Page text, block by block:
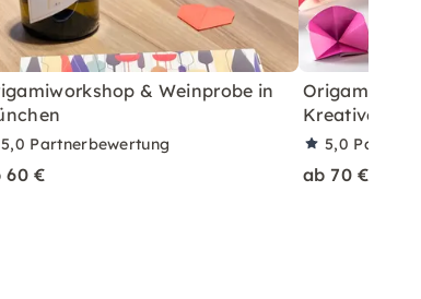
& Weinprobe in
5,0 Partnerbewertung
60 €
Origami-
Kreative
5,0
ab 70 €